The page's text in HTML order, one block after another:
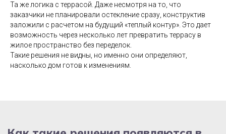
Та же логика с террасой. Даже несмотря на то, что
заказчики не планировали остекление сразу, конструктив
заложили с расчетом на будущий «теплый контур». Это дает
возможность через несколько лет превратить террасу в
жилое пространство без переделок.
Такие решения не видны, но именно они определяют,
насколько дом готов к изменениям.